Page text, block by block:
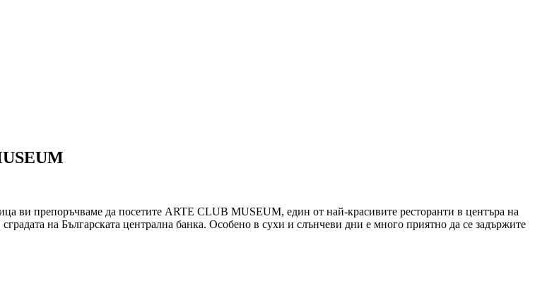
ви препоръчваме да посетите ARTE CLUB MUSEUM, един от най-красивите ресторанти в центъра на
на Българската централна банка. Особено в сухи и слънчеви дни е много приятно да се задържите